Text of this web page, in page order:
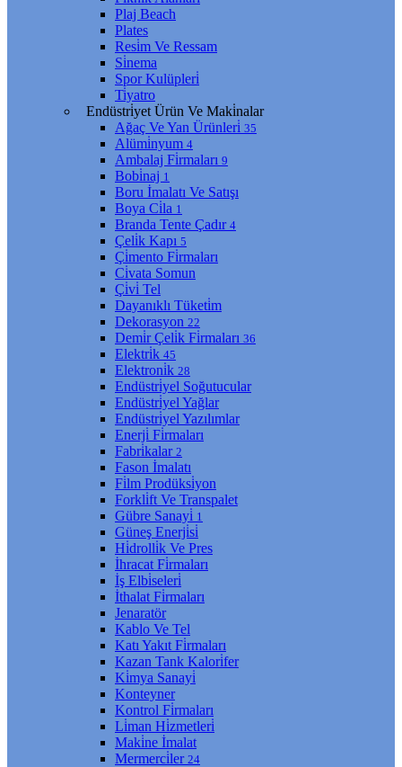
Plaj Beach
Plates
Resi̇m Ve Ressam
Si̇nema
Spor Kulüpleri̇
Ti̇yatro
Endüstri̇yet Ürün Ve Maki̇nalar
Ağaç Ve Yan Ürünleri̇ 35
Alümi̇nyum 4
Ambalaj Fi̇rmaları 9
Bobi̇naj 1
Boru İmalatı Ve Satışı
Boya Ci̇la 1
Branda Tente Çadır 4
Çeli̇k Kapı 5
Çi̇mento Fi̇rmaları
Ci̇vata Somun
Çi̇vi̇ Tel
Dayanıklı Tüketi̇m
Dekorasyon 22
Demi̇r Çeli̇k Fi̇rmaları 36
Elektri̇k 45
Elektroni̇k 28
Endüstri̇yel Soğutucular
Endüstri̇yel Yağlar
Endüstri̇yel Yazılımlar
Enerji̇ Fi̇rmaları
Fabri̇kalar 2
Fason İmalatı
Fi̇lm Prodüksi̇yon
Forkli̇ft Ve Transpalet
Gübre Sanayi̇ 1
Güneş Enerji̇si̇
Hi̇drolli̇k Ve Pres
İhracat Fi̇rmaları
İş Elbi̇seleri̇
İthalat Fi̇rmaları
Jenaratör
Kablo Ve Tel
Katı Yakıt Fi̇rmaları
Kazan Tank Kalori̇fer
Ki̇mya Sanayi̇
Konteyner
Kontrol Fi̇rmaları
Li̇man Hi̇zmetleri̇
Maki̇ne İmalat
Mermerci̇ler 24